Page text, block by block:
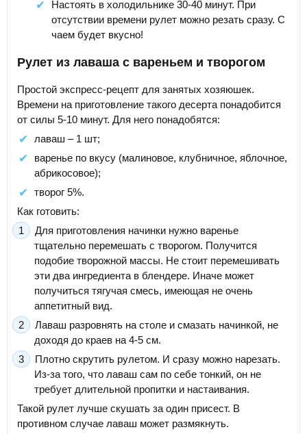
Настоять в холодильнике 30-40 минут. При
отсутствии времени рулет можно резать сразу. С
чаем будет вкусно!
Рулет из лаваша с вареньем и творогом
Простой экспресс-рецепт для занятых хозяюшек.
Времени на приготовление такого десерта понадобится
от силы 5-10 минут. Для него понадобятся:
лаваш – 1 шт;
варенье по вкусу (малиновое, клубничное, яблочное,
абрикосовое);
творог 5%.
Как готовить:
Для приготовления начинки нужно варенье
тщательно перемешать с творогом. Получится
подобие творожной массы. Не стоит перемешивать
эти два ингредиента в блендере. Иначе может
получиться тягучая смесь, имеющая не очень
аппетитный вид.
Лаваш разровнять на столе и смазать начинкой, не
доходя до краев на 4-5 см.
Плотно скрутить рулетом. И сразу можно нарезать.
Из-за того, что лаваш сам по себе тонкий, он не
требует длительной пропитки и настаивания.
Такой рулет лучше скушать за один присест. В
противном случае лаваш может размякнуть.